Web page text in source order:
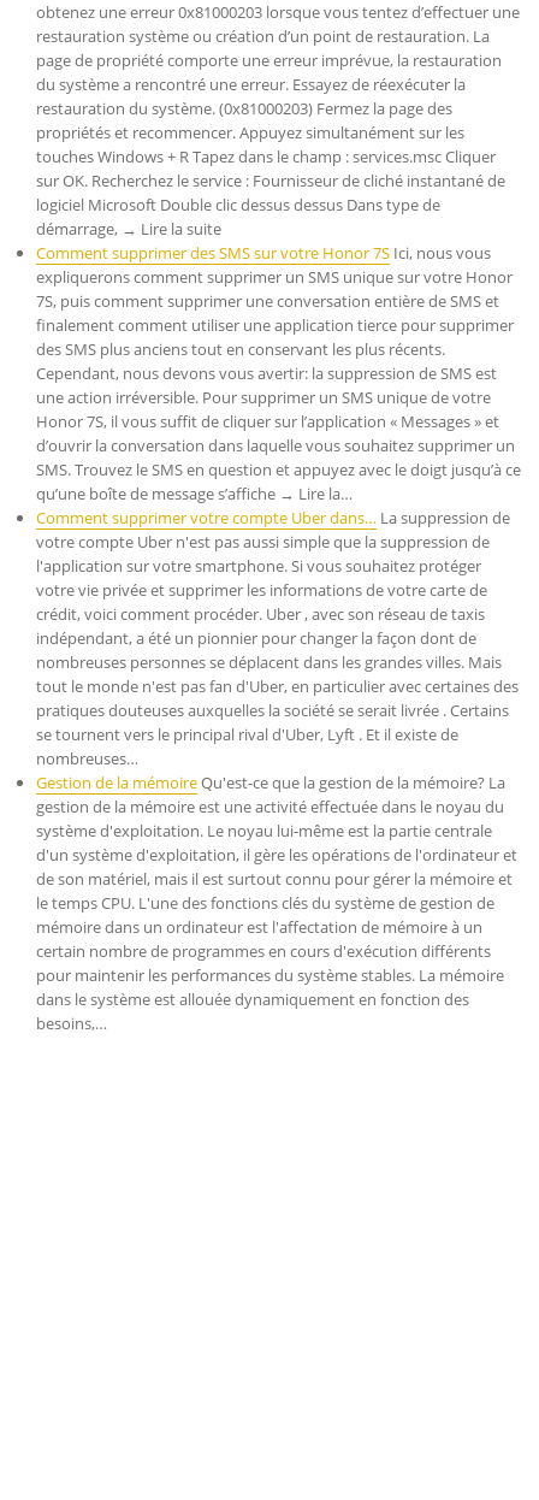
obtenez une erreur 0x81000203 lorsque vous tentez d’effectuer une
restauration système ou création d’un point de restauration. La
page de propriété comporte une erreur imprévue, la restauration
du système a rencontré une erreur. Essayez de réexécuter la
restauration du système. (0x81000203) Fermez la page des
propriétés et recommencer. Appuyez simultanément sur les
touches Windows + R Tapez dans le champ : services.msc Cliquer
sur OK. Recherchez le service : Fournisseur de cliché instantané de
logiciel Microsoft Double clic dessus dessus Dans type de
démarrage, → Lire la suite
Comment supprimer des SMS sur votre Honor 7S Ici, nous vous
expliquerons comment supprimer un SMS unique sur votre Honor
7S, puis comment supprimer une conversation entière de SMS et
finalement comment utiliser une application tierce pour supprimer
des SMS plus anciens tout en conservant les plus récents.
Cependant, nous devons vous avertir: la suppression de SMS est
une action irréversible. Pour supprimer un SMS unique de votre
Honor 7S, il vous suffit de cliquer sur l’application « Messages » et
d’ouvrir la conversation dans laquelle vous souhaitez supprimer un
SMS. Trouvez le SMS en question et appuyez avec le doigt jusqu’à ce
qu’une boîte de message s’affiche → Lire la…
Comment supprimer votre compte Uber dans… La suppression de
votre compte Uber n'est pas aussi simple que la suppression de
l'application sur votre smartphone. Si vous souhaitez protéger
votre vie privée et supprimer les informations de votre carte de
crédit, voici comment procéder. Uber , avec son réseau de taxis
indépendant, a été un pionnier pour changer la façon dont de
nombreuses personnes se déplacent dans les grandes villes. Mais
tout le monde n'est pas fan d'Uber, en particulier avec certaines des
pratiques douteuses auxquelles la société se serait livrée . Certains
se tournent vers le principal rival d'Uber, Lyft . Et il existe de
nombreuses…
Gestion de la mémoireQu'est-ce que la gestion de la mémoire? La
gestion de la mémoire est une activité effectuée dans le noyau du
système d'exploitation. Le noyau lui-même est la partie centrale
d'un système d'exploitation, il gère les opérations de l'ordinateur et
de son matériel, mais il est surtout connu pour gérer la mémoire et
le temps CPU. L'une des fonctions clés du système de gestion de
mémoire dans un ordinateur est l'affectation de mémoire à un
certain nombre de programmes en cours d'exécution différents
pour maintenir les performances du système stables. La mémoire
dans le système est allouée dynamiquement en fonction des
besoins,…